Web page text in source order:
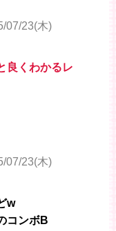
07/23(木)
良くわかるレ
07/23(木)
w
コンボB